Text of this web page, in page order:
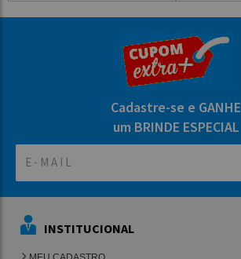
Cadastre-se e GANHE
um BRINDE ESPECIAL
INSTITUCIONAL